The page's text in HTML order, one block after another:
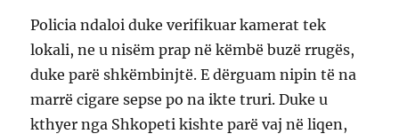
Policia ndaloi duke verifikuar kamerat tek
lokali, ne u nisëm prap në këmbë buzë rrugës,
duke parë shkëmbinjtë. E dërguam nipin të na
marrë cigare sepse po na ikte truri. Duke u
kthyer nga Shkopeti kishte parë vaj në liqen,